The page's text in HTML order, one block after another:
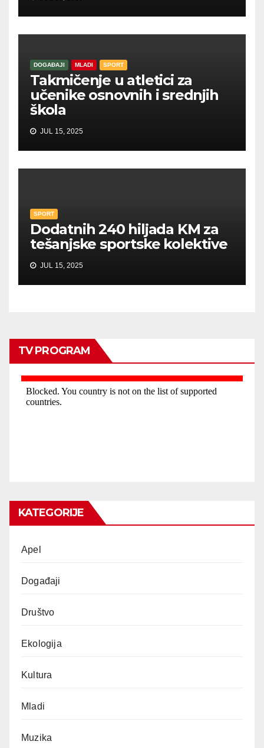
DOGAĐAJI MLADI SPORT
Takmičenje u atletici za
učenike osnovnih i srednjih
škola
JUL 15, 2025
SPORT
Dodatnih 240 hiljada KM za
tešanjske sportske kolektive
JUL 15, 2025
TV PROGRAM
KATEGORIJE
Apel
Događaji
Društvo
Ekologija
Kultura
Mladi
Muzika